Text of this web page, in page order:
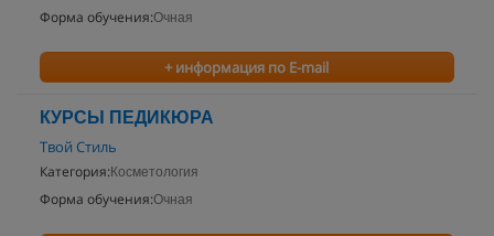
Форма обучения:Очная
+ информация по E-mail
КУРСЫ ПЕДИКЮРА
Твой Стиль
Категория: Косметология
Форма обучения:Очная